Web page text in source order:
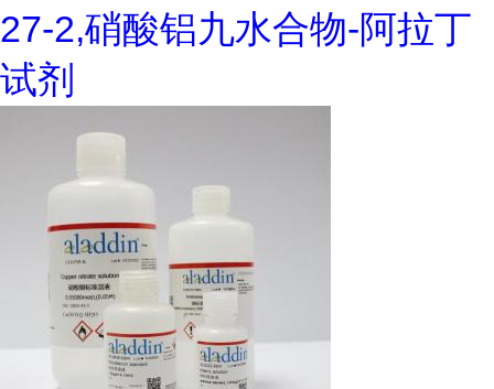
27-2,硝酸铝九水合物-阿拉丁
试剂